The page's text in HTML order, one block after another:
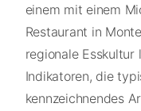
einem mit einem
Restaurant in
regionale
Indikatoren, die
kennzeichnendes